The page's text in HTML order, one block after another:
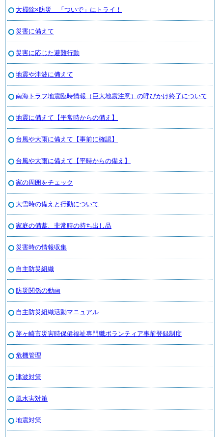
大掃除×防災 「ついで」にトライ！
災害に備えて
災害に応じた避難行動
地震や津波に備えて
南海トラフ地震臨時情報（巨大地震注意）の呼びかけ終了について
地震に備えて【平常時からの備え】
台風や大雨に備えて【事前に確認】
台風や大雨に備えて【平時からの備え】
家の周囲をチェック
大雪時の備えと行動について
家庭の備蓄、非常時の持ち出し品
災害時の情報収集
自主防災組織
防災関係の動画
自主防災組織活動マニュアル
茅ヶ崎市災害時保健福祉専門職ボランティア事前登録制度
危機管理
津波対策
風水害対策
地震対策